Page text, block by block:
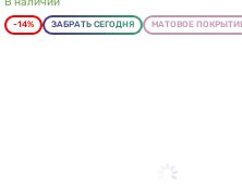
-14% ЗАБРАТЬ СЕГОДНЯ МАТОВОЕ